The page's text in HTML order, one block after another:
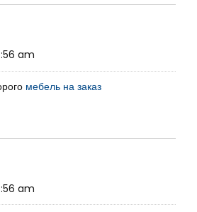
am
мебель на заказ
am